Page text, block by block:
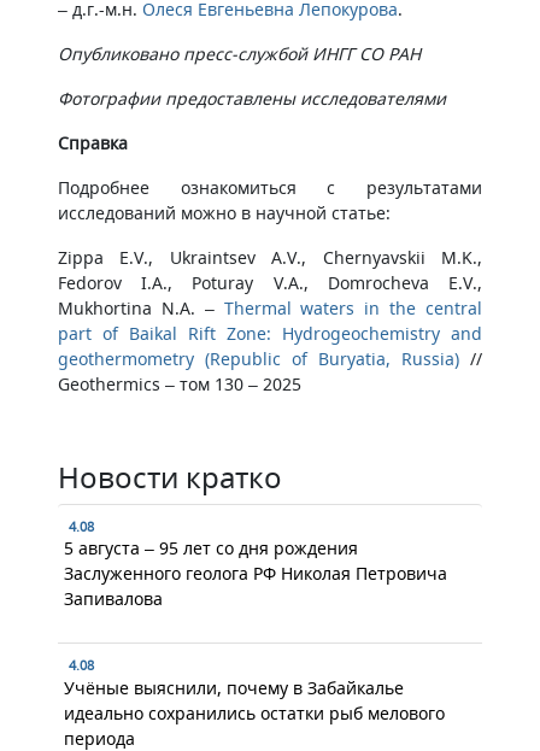
– д.г.-м.н. Олеся Евгеньевна Лепокурова.
Опубликовано пресс-службой ИНГГ СО РАН
Фотографии предоставлены исследователями
Справка
Подробнее ознакомиться с результатами
исследований можно в научной статье:
Zippa E.V., Ukraintsev A.V., Chernyavskii M.K.,
Fedorov I.A., Poturay V.A., Domrocheva E.V.,
Mukhortina N.A. – Thermal waters in the central
part of Baikal Rift Zone: Hydrogeochemistry and
geothermometry (Republic of Buryatia, Russia) //
Geothermics – том 130 – 2025
Новости кратко
4.08
5 августа – 95 лет со дня рождения
Заслуженного геолога РФ Николая Петровича
Запивалова
4.08
Учёные выяснили, почему в Забайкалье
идеально сохранились остатки рыб мелового
периода